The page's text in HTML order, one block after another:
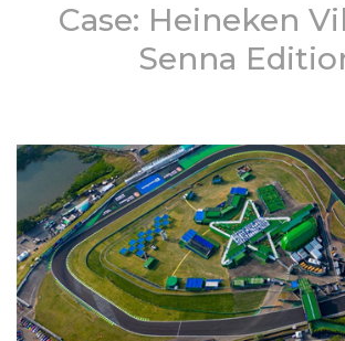
Case: Heineken
Senna